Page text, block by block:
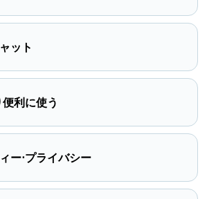
ット
利に使う
ー⋅プライバシー